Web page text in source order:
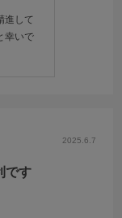
進して
幸いで
2025.6.7
です